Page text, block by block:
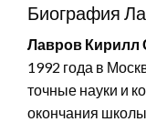
Биография
Лавров Кирилл
1992 года в
точные науки и
окончания